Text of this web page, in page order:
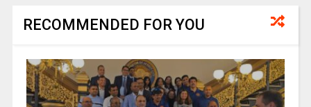
RECOMMENDED FOR YOU